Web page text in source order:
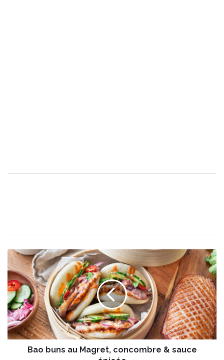
a
o
b
u
n
s
a
u
Bao buns au Magret, concombre & sauce